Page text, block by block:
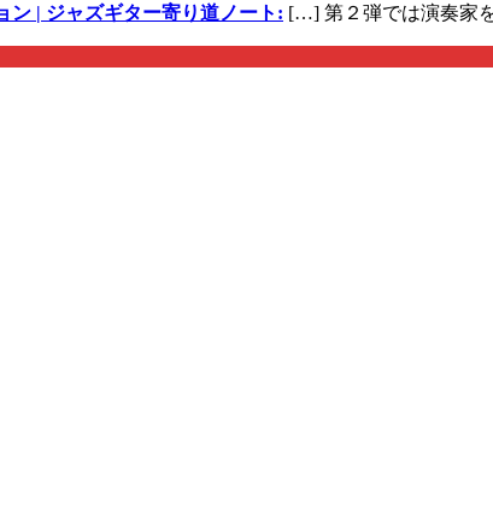
| ジャズギター寄り道ノート: […] 第２弾では演奏家